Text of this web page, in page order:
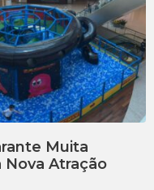
Muita
Nova Atração